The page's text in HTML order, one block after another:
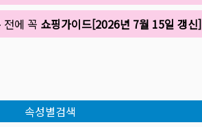
전에 꼭 쇼핑가이드[2026년 7월 15일 갱신]
속성별검색